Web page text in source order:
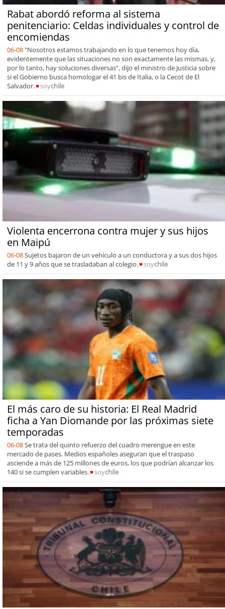
Rabat abordó reforma al sistema
penitenciario: Celdas individuales y control de
encomiendas
06-08 "Nosotros estamos trabajando en lo que tenemos hoy día,
evidentemente que las situaciones no son exactamente las mismas, y,
por lo tanto, hay soluciones diversas", dijo el ministro de Justicia sobre
si el Gobierno busca homologar el 41 bis de Italia, o la Cecot de El
Salvador.
soychile
Violenta encerrona contra mujer y sus hijos
en Maipú
06-08Sujetos bajaron de un vehículo a un conductora y a sus dos hijos
de 11 y 9 años que se trasladaban al colegio.
soychile
El más caro de su historia: El Real Madrid
ficha a Yan Diomande por las próximas siete
temporadas
06-08Se trata del quinto refuerzo del cuadro merengue en este
mercado de pases. Medios españoles aseguran que el traspaso
asciende a más de 125 millones de euros, los que podrían alcanzar los
140 si se cumplen variables.
soychile